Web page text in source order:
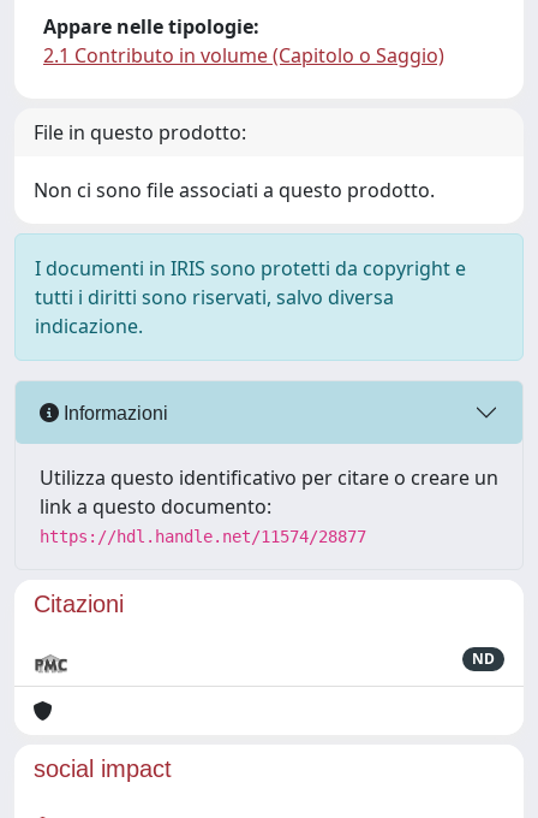
Appare nelle tipologie:
2.1 Contributo in volume (Capitolo o Saggio)
File in questo prodotto:
Non ci sono file associati a questo prodotto.
I documenti in IRIS sono protetti da copyright e
tutti i diritti sono riservati, salvo diversa
indicazione.
Informazioni
Utilizza questo identificativo per citare o creare un
link a questo documento:
https://hdl.handle.net/11574/28877
Citazioni
ND
social impact